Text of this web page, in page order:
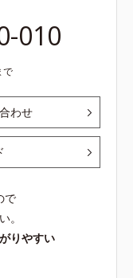
010
で
わせ
で
。
りやすい